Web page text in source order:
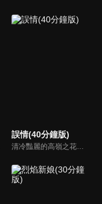
誤情(40分鐘版)
清冷豔麗的高嶺之花江時淺在遭受霸淩、暴力等一系列事件後，華麗蛻變逆襲歸來，用一場精心策劃強勢開啟自己的復仇之路，最終收穫內心救贖與愛情的故事。